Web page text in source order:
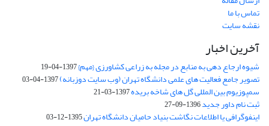
تماس با ما
نقشه سایت
آخرین اخبار
شیوه ارجاع دهی به منابع در مجله به زراعی کشاورزی {مهم}1397-04-19
تصویر جامع فعالیت های علمی دانشگاه تهران (وب سایت دوزبانه)1397-04-03
سمپوزیوم بین المللی گل های شاخه بریده1397-03-21
ثبت نام داور جدید1396-09-27
اینفوگرافی یا اطلاعات نگاشت بنیاد حامیان دانشگاه تهران1395-12-03